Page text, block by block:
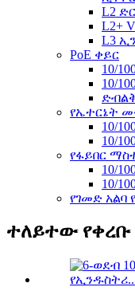
L2
L2+
L3
PoE ቀይር
10/
10/
የኤተርኔት
10/
10/
የፋይበር
10/
10/
የገመድ አልባ
ተለይተው